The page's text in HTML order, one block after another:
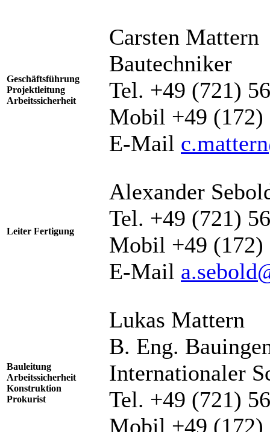
Geschäftsführung
Projektleitung
Arbeitssicherheit
Carsten Mattern
Bautechniker
Tel. +49 (721)
Mobil +49 (172)
E-Mail
Leiter Fertigung
Alexander
Tel. +49 (721)
Mobil +49 (172)
E-Mail
Bauleitung
Arbeitssicherheit
Konstruktion
Prokurist
Lukas Mattern
B. Eng.
Internationaler
Tel. +49 (721)
Mobil +49 (172)